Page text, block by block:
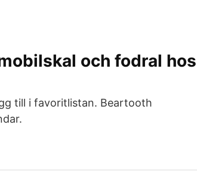
och fodral hos
till i favoritlistan. Beartooth